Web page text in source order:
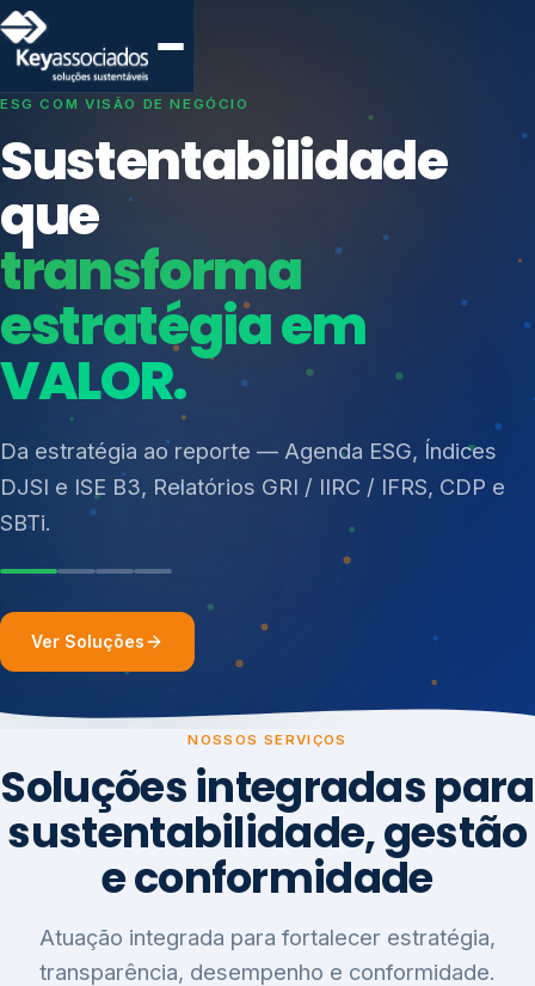
SISTEMAS DE GESTÃO OTIMIZADOS E INTEGRADOS
Conformidade que
protege seu
negócio.
Consultoria, auditoria e treinamentos em ISO 27001,
ISO 27701, ISO 42001, ISO 37001, ISO 9001, ISO
14001, ISO 45001, ONA e PNQ — Gestão de
resíduos sólidos (PGRS/PMGRS).
Índices de Mercado
Mudanças Climáticas
Reputação e Cadeia
Reporte Regulatório
Ver Soluções
NOSSOS SERVIÇOS
Soluções integradas para
sustentabilidade, gestão
e conformidade
Atuação integrada para fortalecer estratégia,
transparência, desempenho e conformidade.